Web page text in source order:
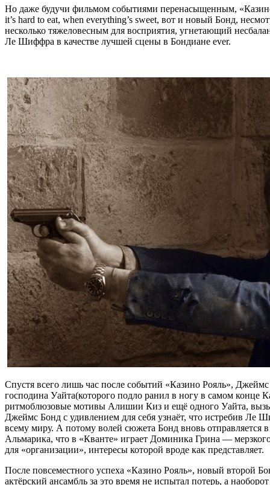
Но даже будучи фильмом событиями перенасыщенным,
it’s hard to eat, when everything’s sweet, вот и новый Бонд,
несколько тяжеловесным для восприятия, угнетающий
Ле Шиффра в качестве лучшей сцены в Бондиане ever.
Спустя всего лишь час после событий «Казино Рояль»,
господина Уайта(которого подло ранил в ногу в самом конце
ритмоблюзовые мотивы Алишии Киз и ещё одного Уайта,
Джеймс Бонд с удивлением для себя узнаёт, что истребив Ле
всему миру. А потому волей сюжета Бонд вновь отправляется
Альмарика, что в «Кванте» играет Доминика Грина —
для «организации», интересы которой вроде как представляет.
После повсеместного успеха «Казино Рояль», новый второй
актёрский ансамбль за это время не испытал потерь, а